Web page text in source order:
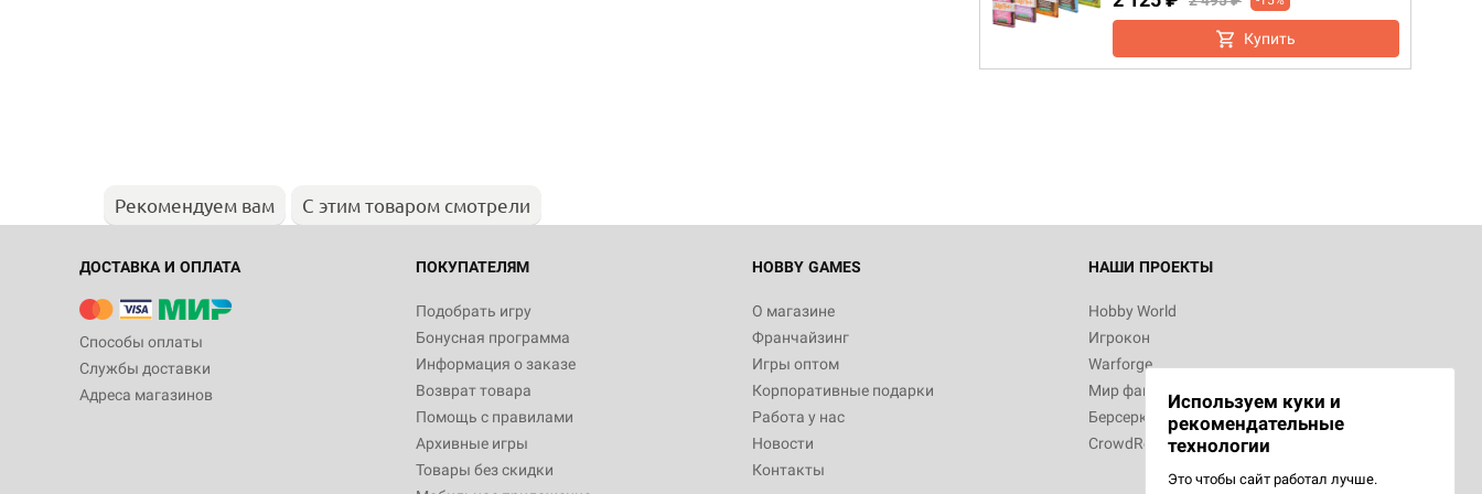
Купить
Рекомендуем вам С этим товаром смотрели
ДОСТАВКА И ОПЛАТА
Способы оплаты
Службы доставки
Адреса магазинов
ПОКУПАТЕЛЯМ
Подобрать игру
Бонусная программа
Информация о заказе
Возврат товара
Помощь с правилами
Архивные игры
Товары без скидки
HOBBY GAMES
О магазине
Франчайзинг
Игры оптом
Корпоративные подарки
Работа у нас
Новости
Контакты
НАШИ ПРОЕКТЫ
Hobby World
Игрокон
Warforge
Мир фантастики
Берсерк
CrowdRepublic
Используем куки и
рекомендательные
технологии
Это чтобы сайт работал лучше.